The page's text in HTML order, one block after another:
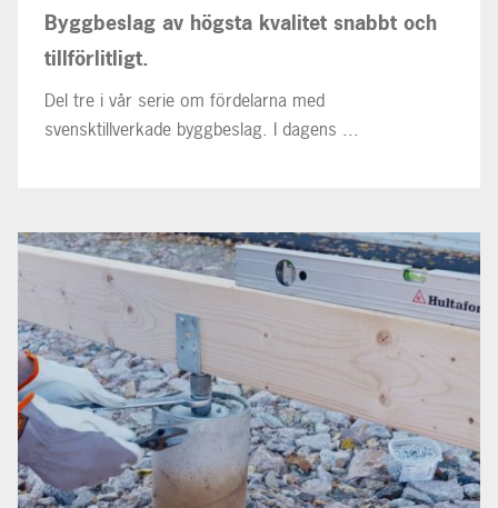
Byggbeslag av högsta kvalitet snabbt och
tillförlitligt.
Del tre i vår serie om fördelarna med
svensktillverkade byggbeslag. I dagens ...